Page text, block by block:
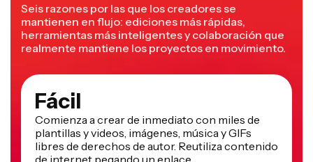
Seis razones por las que los creadores se
mantienen en flujo: ediciones más rápidas,
herramientas más inteligentes y colaboración que
realmente mantiene los proyectos en movimiento.
Fácil
Comienza a crear de inmediato con miles de
plantillas y videos, imágenes, música y GIFs
libres de derechos de autor. Reutiliza contenido
de internet pegando un enlace.